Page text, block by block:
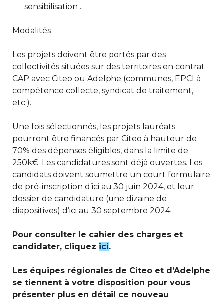
sensibilisation ..
Modalités
Les projets doivent être portés par des
collectivités situées sur des territoires en contrat
CAP avec Citeo ou Adelphe (communes, EPCI à
compétence collecte, syndicat de traitement,
etc.).
Une fois sélectionnés, les projets lauréats
pourront être financés par Citeo à hauteur de
70% des dépenses éligibles, dans la limite de
250k€. Les candidatures sont déjà ouvertes. Les
candidats doivent soumettre un court formulaire
de pré-inscription d’ici au 30 juin 2024, et leur
dossier de candidature (une dizaine de
diapositives) d’ici au 30 septembre 2024.
Pour consulter le cahier des charges et
candidater, cliquez ici.
Les équipes régionales de Citeo et d’Adelphe
se tiennent à votre disposition pour vous
présenter plus en détail ce nouveau